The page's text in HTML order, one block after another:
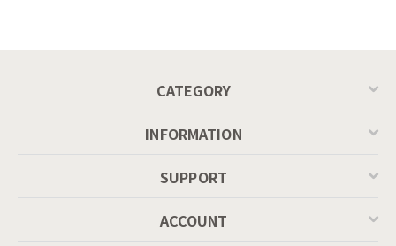
CATEGORY
INFORMATION
SUPPORT
ACCOUNT